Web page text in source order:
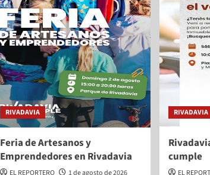
RIVADAVIA
Feria de Artesanos y
Emprendedores en Rivadavia
RIVADAVIA
cumple